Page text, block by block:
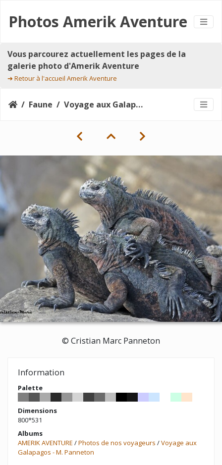
Photos Amerik Aventure
Vous parcourez actuellement les pages de la
galerie photo d'Amerik Aventure
➔ Retour à l'accueil Amerik Aventure
Faune Voyage aux Galapagos 54
© Cristian Marc Panneton
Information
Palette
Dimensions
800*531
Albums
AMERIK AVENTURE /Photos de nos voyageurs /Voyage aux
Galapagos - M. Panneton